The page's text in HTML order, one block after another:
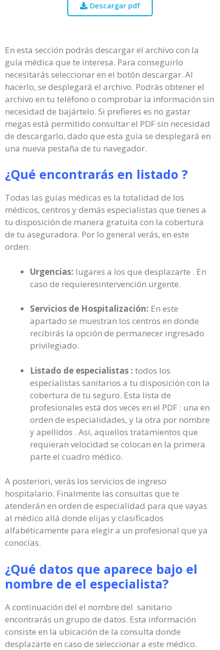
Descargar pdf
En esta sección podrás descargar el archivo con la
guía médica que te interesa. Para conseguirlo
necesitarás seleccionar en el botón descargar. Al
hacerlo, se desplegará el archivo. Podrás obtener el
archivo en tu teléfono o comprobar la información sin
necesidad de bajártelo. Si prefieres es no gastar
megas está permitido consultar el PDF sin necesidad
de descargarlo, dado que esta guía se desplegará en
una nueva pestaña de tu navegador.
¿Qué encontrarás en listado ?
Todas las guías médicas es la totalidad de los
médicos, centros y demás especialistas que tienes a
tu disposición de manera gratuita con la cobertura
de tu aseguradora. Por lo general verás, en este
orden:
Urgencias: lugares a los que desplazarte . En
caso de requieresintervención urgente.
Servicios de Hospitalización: En este
apartado se muestran los centros en donde
recibirás la opción de permanecer ingresado
privilegiado.
Listado de especialistas : todos los
especialistas sanitarios a tu disposición con la
cobertura de tu seguro. Esta lista de
profesionales está dos veces en el PDF : una en
orden de especialidades, y la otra por nombre
y apellidos . Así, aquellos tratamientos que
requieran velocidad se colocan en la primera
parte el cuadro médico.
A posteriori, verás los servicios de ingreso
hospitalario. Finalmente las consultas que te
atenderán en orden de especialidad para que vayas
al médico allá donde elijas y clasificados
alfabéticamente para elegir a un profesional que ya
conocías.
¿Qué datos que aparece bajo el
nombre de el especialista?
A continuación del el nombre del sanitario
encontrarás un grupo de datos. Esta información
consiste en la ubicación de la consulta donde
desplazarte en caso de seleccionar a este médico.